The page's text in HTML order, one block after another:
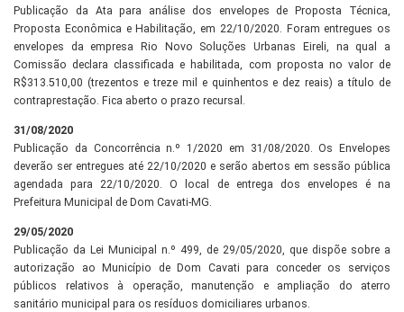
Publicação da Ata para análise dos envelopes de Proposta Técnica,
Proposta Econômica e Habilitação, em 22/10/2020. Foram entregues os
envelopes da empresa Rio Novo Soluções Urbanas Eireli, na qual a
Comissão declara classificada e habilitada, com proposta no valor de
R$313.510,00 (trezentos e treze mil e quinhentos e dez reais) a título de
contraprestação. Fica aberto o prazo recursal.
31/08/2020
Publicação da Concorrência n.º 1/2020 em 31/08/2020. Os Envelopes
deverão ser entregues até 22/10/2020 e serão abertos em sessão pública
agendada para 22/10/2020. O local de entrega dos envelopes é na
Prefeitura Municipal de Dom Cavati-MG.
29/05/2020
Publicação da Lei Municipal n.º 499, de 29/05/2020, que dispõe sobre a
autorização ao Município de Dom Cavati para conceder os serviços
públicos relativos à operação, manutenção e ampliação do aterro
sanitário municipal para os resíduos domiciliares urbanos.